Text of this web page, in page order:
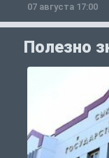
07 августа 17:00
Полезно